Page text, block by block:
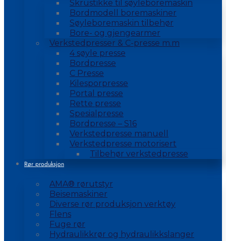
Skrustikke til søyleboremaskin
Bordmodell boremaskiner
Søyleboremaskin tilbehør
Bore- og gjengearmer
Verkstedpresser & C-presse m.m
4 søyle presse
Bordpresse
C Presse
Kilesporpresse
Portal presse
Rette presse
Spesialpresse
Bordpresse – S16
Verkstedpresse manuell
Verkstedpresse motorisert
Tilbehør verkstedpresse
Rør produksjon
AMA® rørutstyr
Beisemaskiner
Diverse rør produksjon verktøy
Flens
Fuge rør
Hydraulikkrør og hydraulikkslanger